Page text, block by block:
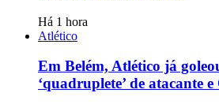
Há 1 hora
Atlético
Em Belém, Atlético já
‘quadruplete’ de atacante